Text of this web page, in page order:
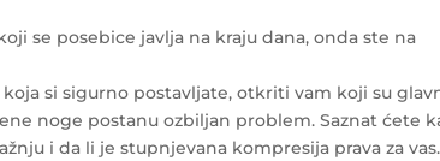
se posebice javlja na kraju dana, onda ste na
si sigurno postavljate, otkriti vam koji su
noge postanu ozbiljan problem. Saznat ćete
i da li je stupnjevana kompresija prava za vas.